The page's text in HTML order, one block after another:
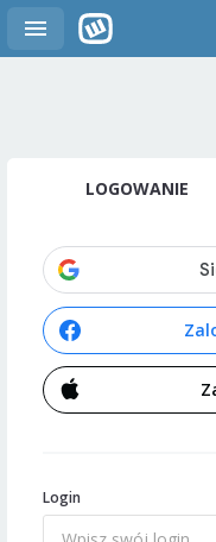
LOGOWANIE
Login